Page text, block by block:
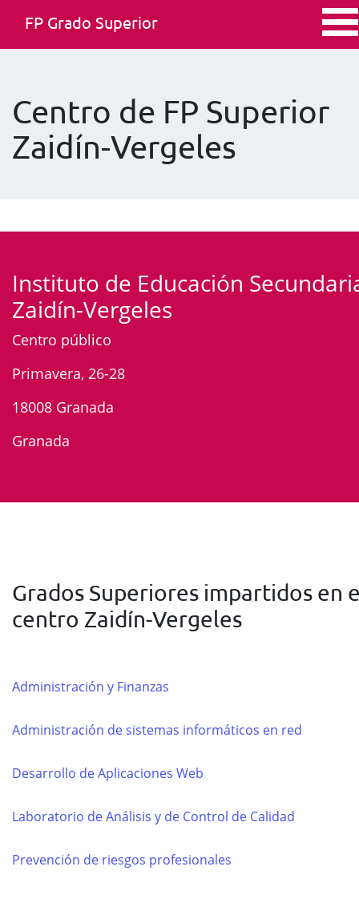
FP Grado Superior
Centro de FP Superior
Zaidín-Vergeles
Instituto de Educación
Zaidín-Vergeles
Centro público
Primavera, 26-28
18008 Granada
Granada
Grados Superiores impartidos en
centro Zaidín-Vergeles
Administración y Finanzas
Administración de sistemas informáticos en red
Desarrollo de Aplicaciones Web
Laboratorio de Análisis y de Control de Calidad
Prevención de riesgos profesionales